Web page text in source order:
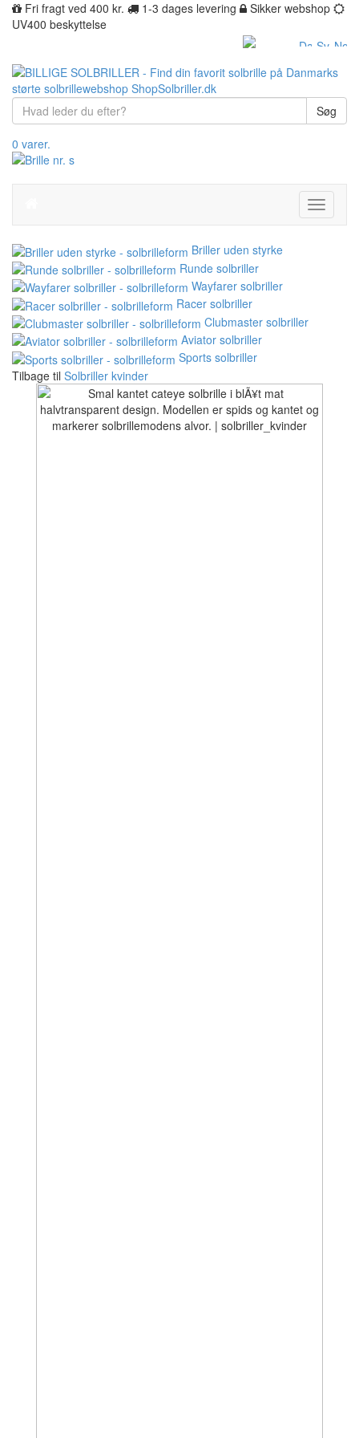
Fri fragt ved 400 kr. 1-3 dages levering
Sikker webshop
UV400 beskyttelse
Søg
0 varer.
Toggle
Briller uden styrke
Runde solbriller
Wayfarer solbriller
Racer solbriller
Clubmaster solbriller
Aviator solbriller
Sports solbriller
Tilbage til Solbriller kvinder